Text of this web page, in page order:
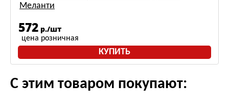
Меланти
572 р./шт
цена розничная
КУПИТЬ
С этим товаром покупают: